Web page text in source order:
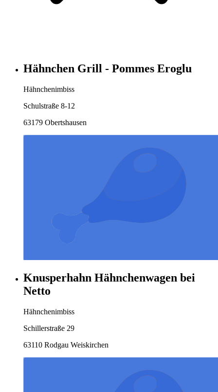
Hähnchen Grill - Pommes Eroglu
Hähnchenimbiss
Schulstraße 8-12
63179 Obertshausen
Knusperhahn Hähnchenwagen bei
Netto
Hähnchenimbiss
Schillerstraße 29
63110 Rodgau Weiskirchen